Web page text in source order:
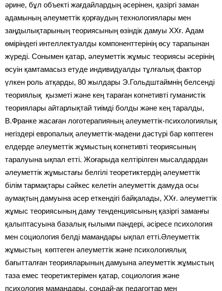
әрине, бұл объекті жағдайлардың әсерінен, қазіргі заман
адамының әлеуметтік қорғаудың технологиялары мен
заңдылықтарының теориясының өзіндік дамуы ХХғ. Адам
өміріндегі интеллектуалды компоненттерінің өсу тарапынан
жүреді. Сонымен қатар, әлеуметтік жұмыс теориясы әсерінің
өсуін қамтамасыз етуде индивидуалды тұлғалық фактор
үлкен роль атқарды, 80 жылдары Э.Гольдштаймнің белсенді
теориялық қызметі және кең тараған когнетивті гуманистік
теориялары айтарлықтай тиімді болды және кең таралды,
В.Франке жасаған логотерапияның әлеуметтік-психологиялық
негіздері европалық әлеуметтік-мәдени дәстүрі бар көптеген
елдерде әлеуметтік жұмыстың когнетивті теориясының
таралуына ықпал етті. Жоғарыда келтірілген мысалдардан
әлеуметтік жұмыстағы белгілі теоретиктердің әлеуметтік
білім тармақтары сәйкес келетін әлеуметтік дамуда осы
аумақтың дамуына әсер еткендігі байқалады, ХХғ. әлеуметтік
жұмыс теориясының даму тенденциясының қазіргі заманғы
қалыптасуына базалық ғылыми пәндері, әсіресе психология
мен социология белді мамандары ықпал етті.Әлеуметтік
жұмыстың көптеген әлеуметтік және психологиялық
бағытталған теорияларының дамуына әлеуметтік жұмыстың
таза емес теоретиктерімен қатар, социология және
психология мамандары, сондай-ақ педагогтар мен